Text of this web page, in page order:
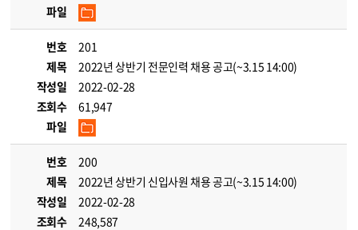
파일
번호
201
제목
2022년 상반기 전문인력 채용 공고(~3.15 14:00)
작성일
2022-02-28
조회수
61,947
파일
번호
200
제목
2022년 상반기 신입사원 채용 공고(~3.15 14:00)
작성일
2022-02-28
조회수
248,587